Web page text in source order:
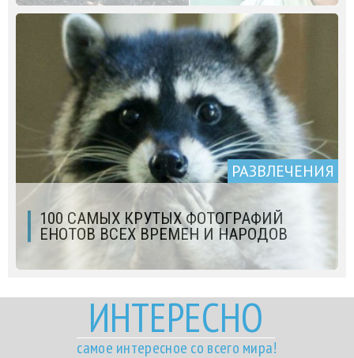
РАЗВЛЕЧЕНИЯ
100 САМЫХ КРУТЫХ ФОТОГРАФИЙ
ЕНОТОВ ВСЕХ ВРЕМЕН И НАРОДОВ
ИНТЕРЕСНО
самое интересное со всего мира!